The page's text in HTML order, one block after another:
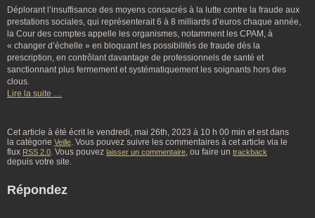
Déplorant l’insuffisance des moyens consacrés à la lutte contre la fraude aux
prestations sociales, qui représenterait 6 à 8 milliards d’euros chaque année,
la Cour des comptes appelle les organismes, notamment les CPAM, à
« changer d’échelle » en bloquant les possibilités de fraude dès la
prescription, en contrôlant davantage de professionnels de santé et
sanctionnant plus fermement et systématiquement les soignants hors des
clous.
Lire la suite …
Cet article à été écrit le vendredi, mai 26th, 2023 à 10 h 00 min et est dans
la catégorie Veille . Vous pouvez suivre les commentaires à cet article via le
flux RSS 2.0 . Vous pouvez laisser un commentaire , ou faire un trackback
depuis votre site.
Répondez